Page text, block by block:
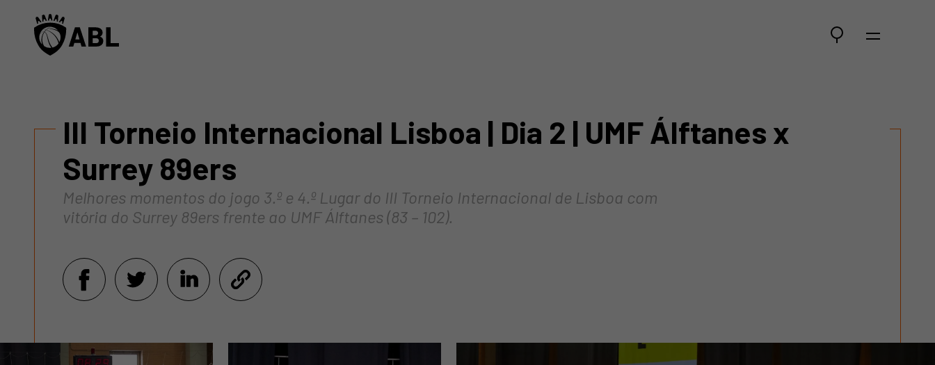
III Torneio Internacional Lisboa | Dia 2 | UMF Álftanes x
Surrey 89ers
Melhores momentos do jogo 3.º e 4.º Lugar do III Torneio Internacional de Lisboa com
vitória do Surrey 89ers frente ao UMF Álftanes (83 – 102).